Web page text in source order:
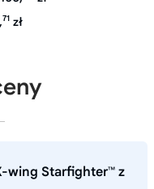
71 zł
wing Starfighter™ z